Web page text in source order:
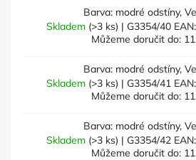
Barva: modré odstíny,
Skladem (>3 ks) | G3354/40 EAN:
Můžeme doručit do:
Barva: modré odstíny,
Skladem (>3 ks) | G3354/41 EAN:
Můžeme doručit do:
Barva: modré odstíny,
Skladem (>3 ks) | G3354/42 EAN:
Můžeme doručit do: